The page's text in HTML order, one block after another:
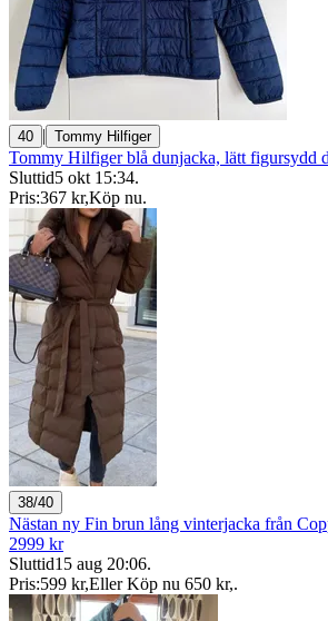
40 | Tommy Hilfiger
Tommy Hilfiger blå dunjacka, lätt figursydd
Sluttid5 okt 15:34.
Pris:367 kr,Köp nu.
38/40
Nästan ny Fin brun lång vinterjacka från
2999 kr
Sluttid15 aug 20:06.
Pris:599 kr,Eller Köp nu 650 kr,.